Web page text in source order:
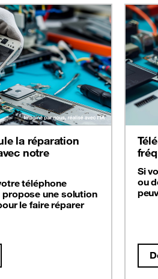
la réparation
notre
téléphone
une solution
le faire réparer
Si
ou